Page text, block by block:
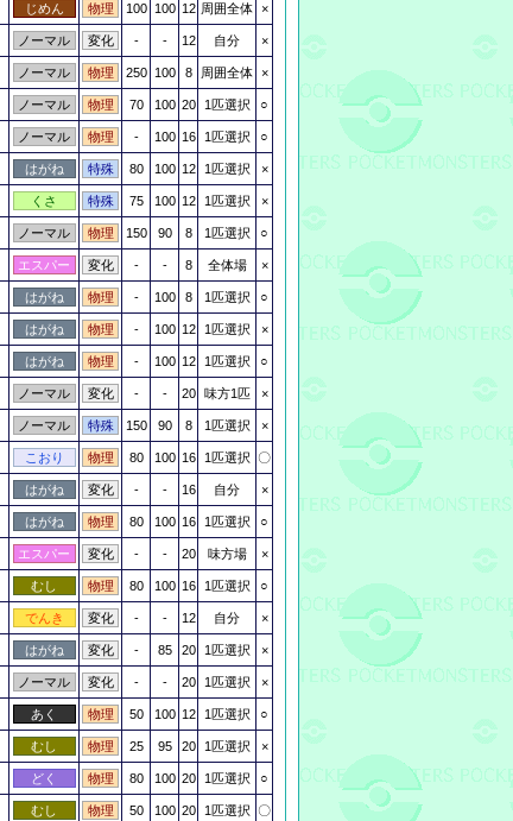
じめん 物理 100 100 12 周囲全体 ×
ノーマル 変化 - - 12 自分 ×
ノーマル 物理 250 100 8 周囲全体 ×
ノーマル 物理 70 100 20 1匹選択 ○
ノーマル 物理 - 100 16 1匹選択 ○
はがね 特殊 80 100 12 1匹選択 ×
くさ 特殊 75 100 12 1匹選択 ×
ノーマル 物理 150 90 8 1匹選択 ○
エスパー 変化 - - 8 全体場 ×
はがね 物理 - 100 8 1匹選択 ○
はがね 物理 - 100 12 1匹選択 ×
はがね 物理 - 100 12 1匹選択 ○
ノーマル 変化 - - 20 味方1匹 ×
ノーマル 特殊 150 90 8 1匹選択 ×
こおり 物理 80 100 16 1匹選択 〇
はがね 変化 - - 16 自分 ×
はがね 物理 80 100 16 1匹選択 ○
エスパー 変化 - - 20 味方場 ×
むし 物理 80 100 16 1匹選択 ○
でんき 変化 - - 12 自分 ×
はがね 変化 - 85 20 1匹選択 ×
ノーマル 変化 - - 20 1匹選択 ×
あく 物理 50 100 12 1匹選択 ○
むし 物理 25 95 20 1匹選択 ×
どく 物理 80 100 20 1匹選択 ○
むし 物理 50 100 20 1匹選択 〇